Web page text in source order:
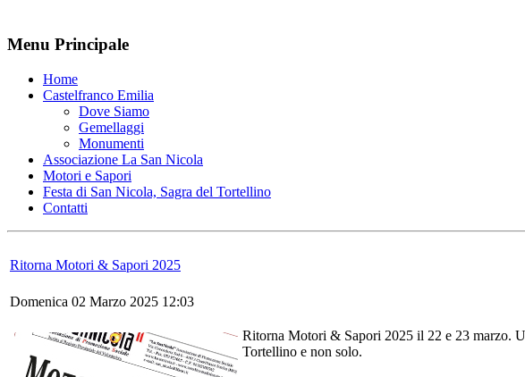
Menu Principale
Home
Castelfranco Emilia
Dove Siamo
Gemellaggi
Monumenti
Associazione La San Nicola
Motori e Sapori
Festa di San Nicola, Sagra del Tortellino
Contatti
Ritorna Motori & Sapori 2025
Domenica 02 Marzo 2025 12:03
Ritorna Motori & Sapori 2025 il 22 e 23 marzo.
Tortellino e non solo.